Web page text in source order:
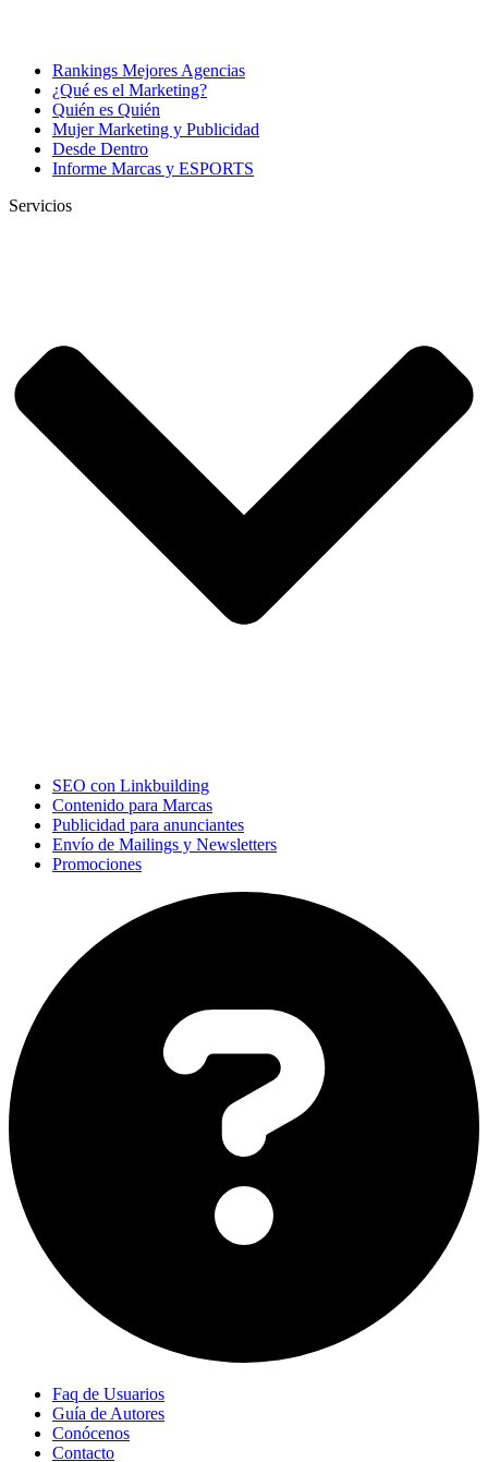
Rankings Mejores Agencias
¿Qué es el Marketing?
Quién es Quién
Mujer Marketing y Publicidad
Desde Dentro
Informe Marcas y ESPORTS
Servicios
SEO con Linkbuilding
Contenido para Marcas
Publicidad para anunciantes
Envío de Mailings y Newsletters
Promociones
Faq de Usuarios
Guía de Autores
Conócenos
Contacto